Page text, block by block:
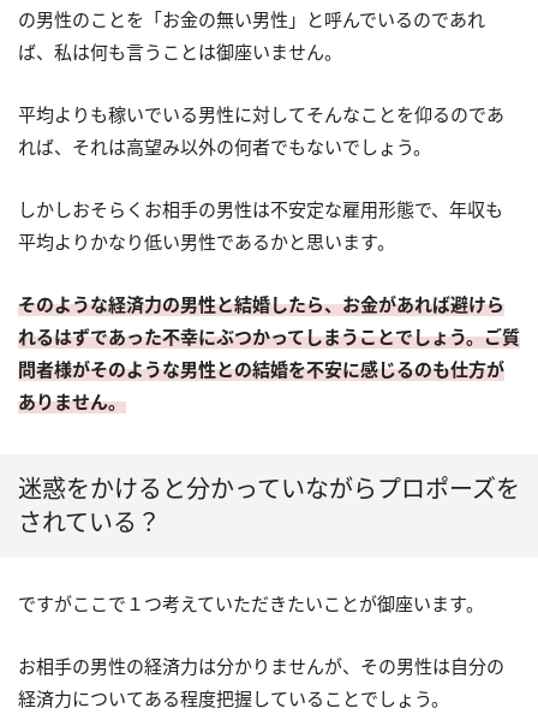
の男性のことを「お金の無い男性」と呼んでいるのであれ
ば、私は何も言うことは御座いません。
平均よりも稼いでいる男性に対してそんなことを仰るのであ
れば、それは高望み以外の何者でもないでしょう。
しかしおそらくお相手の男性は不安定な雇用形態で、年収も
平均よりかなり低い男性であるかと思います。
そのような経済力の男性と結婚したら、お金があれば避けら
れるはずであった不幸にぶつかってしまうことでしょう。ご質
問者様がそのような男性との結婚を不安に感じるのも仕方が
ありません。
迷惑をかけると分かっていながらプロポーズを
されている？
ですがここで１つ考えていただきたいことが御座います。
お相手の男性の経済力は分かりませんが、その男性は自分の
経済力についてある程度把握していることでしょう。